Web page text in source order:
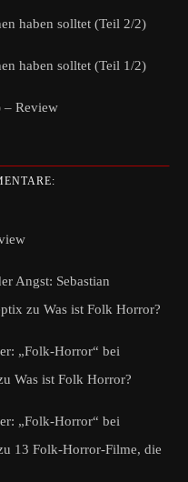
haben solltet (Teil 2/2)
haben solltet (Teil 1/2)
– Review
Angst: Sebastian
zu Was ist Folk Horror?
„Folk-Horror“ bei
Was ist Folk Horror?
„Folk-Horror“ bei
13 Folk-Horror-Filme, die